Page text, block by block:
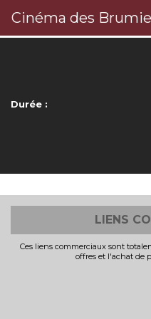
Cinéma des
Durée :
LIENS
Ces liens commerciaux sont
offres et l'achat de